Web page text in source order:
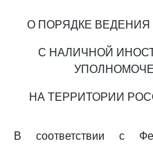
О ПОРЯДКЕ
С НАЛИЧНОЙ
НА ТЕРРИТОРИИ
В соответствии с